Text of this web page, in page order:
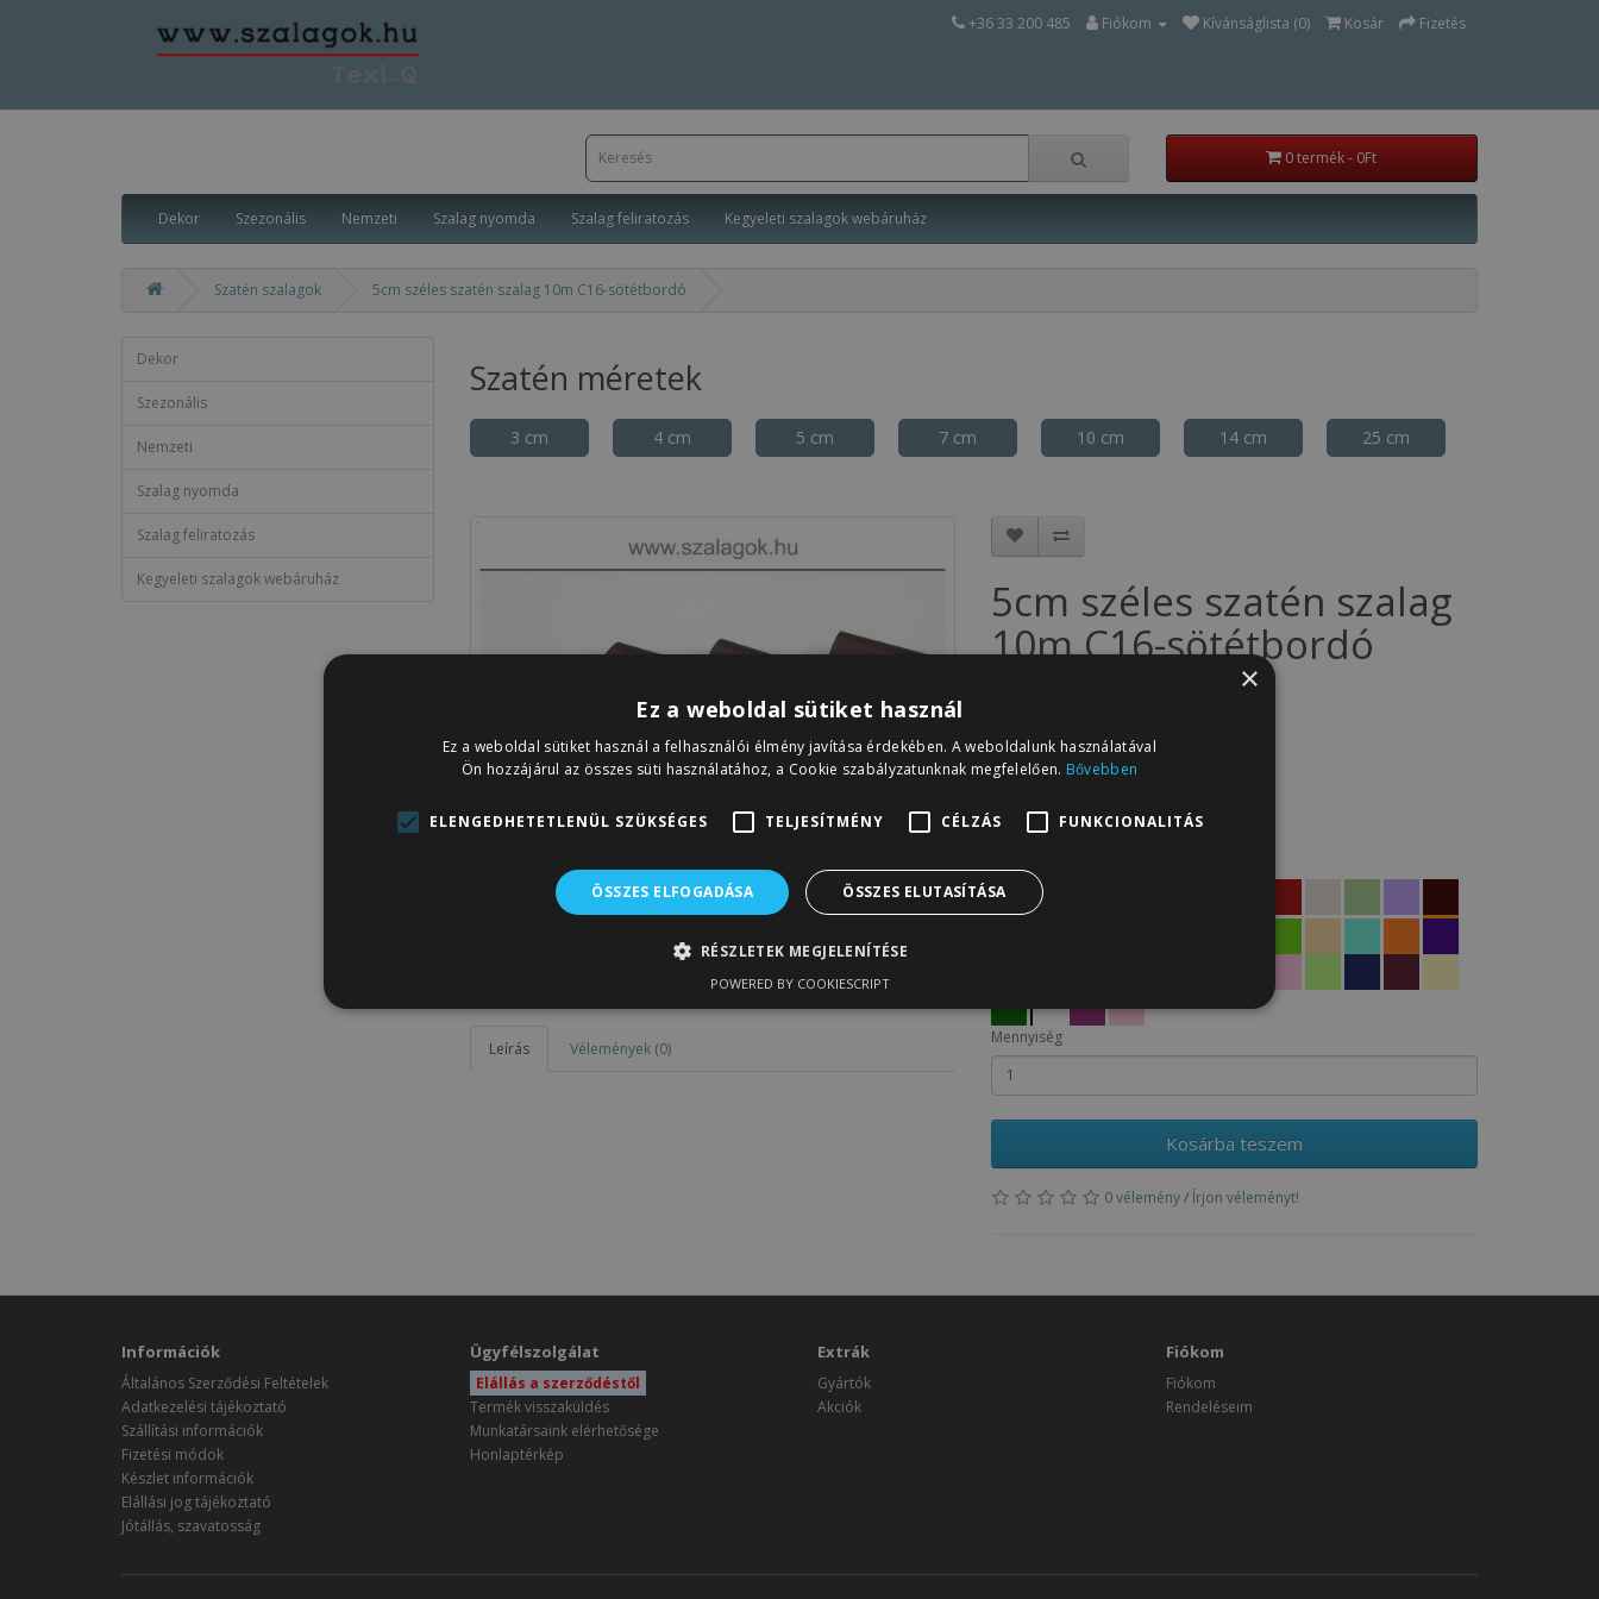
+36 33 200 485 Fiókom Kívánságlista (0) Kosár Fizetés
0 termék - 0Ft
Dekor Szezonális Nemzeti Szalag nyomda Szalag feliratozás Kegyeleti szalagok webáruház
Szatén szalagok 5cm széles szatén szalag 10m C16-sötétbordó
Dekor
Szezonális
Nemzeti
Szalag nyomda
Szalag feliratozás
Kegyeleti szalagok webáruház
Szatén méretek
3 cm 4 cm 5 cm 7 cm 10 cm 14 cm 25 cm
Leírás Vélemények (0)
5cm széles szatén szalag
10m C16-sötétbordó
780Ft
Nettó ár:
Mennyiség
Kosárba teszem
0 vélemény/ Írjon véleményt!
Információk
Általános Szerződési Feltételek
Adatkezelési tájékoztató
Szállítási információk
Fizetési módok
Készlet információk
Elállási jog tájékoztató
Jótállás, szavatosság
Ügyfélszolgálat
Elállás a szerződéstől
Termék visszaküldés
Munkatársaink elérhetősége
Honlaptérkép
Extrák
Gyártók
Akciók
Fiókom
Fiókom
Rendeléseim
×
Ez a weboldal sütiket használ
Ez a weboldal sütiket használ a felhasználói élmény javítása érdekében. A weboldalunk használatával
Ön hozzájárul az összes süti használatához, a Cookie szabályzatunknak megfelelően. Bővebben
ELENGEDHETETLENÜL SZÜKSÉGES TELJESÍTMÉNY CÉLZÁS FUNKCIONALITÁS
ÖSSZES ELFOGADÁSA ÖSSZES ELUTASÍTÁSA
RÉSZLETEK MEGJELENÍTÉSE
POWERED BY COOKIESCRIPT